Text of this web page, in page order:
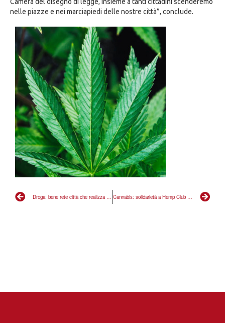
nelle piazze e nei marciapiedi delle nostre città”, conclude.